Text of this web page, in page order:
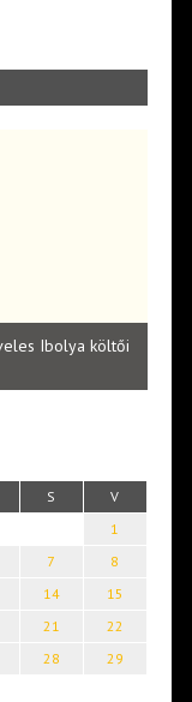
Ibolya költői
S V
1
7
8
14
15
21
22
28
29